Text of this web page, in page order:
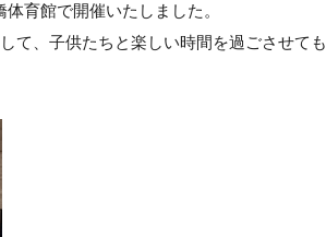
育館で開催いたしました。
て、子供たちと楽しい時間を過ごさせても